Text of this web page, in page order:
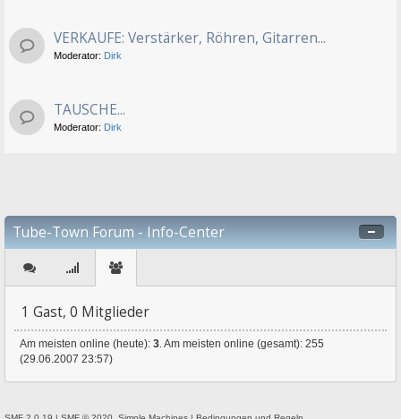
VERKAUFE: Verstärker, Röhren, Gitarren...
Moderator: Dirk
TAUSCHE...
Moderator: Dirk
Tube-Town Forum - Info-Center
1 Gast, 0 Mitglieder
Am meisten online (heute): 3. Am meisten online (gesamt): 255
(29.06.2007 23:57)